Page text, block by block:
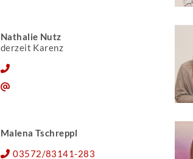
Nathalie Nutz
derzeit Karenz
Malena Tschreppl
03572/83141-283